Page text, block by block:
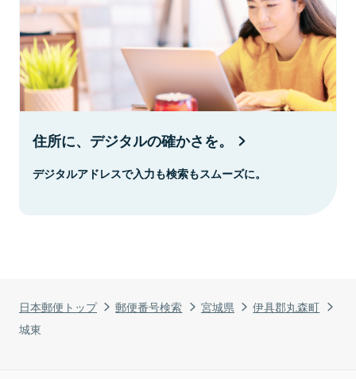
日本郵便トップ 郵便番号検索 宮城県
伊具郡丸森町
城東
住所に、デジタルの確かさを。
デジタルアドレスで入力も検索もスムーズに。